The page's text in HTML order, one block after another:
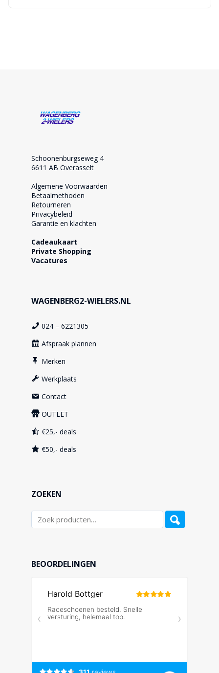
Schoonenburgseweg 4
6611 AB Overasselt
Algemene Voorwaarden
Betaalmethoden
Retourneren
Privacybeleid
Garantie en klachten
Cadeaukaart
Private Shopping
Vacatures
WAGENBERG2-WIELERS.NL
024 – 6221305
Afspraak plannen
Merken
Werkplaats
Contact
OUTLET
€25,- deals
€50,- deals
ZOEKEN
BEOORDELINGEN